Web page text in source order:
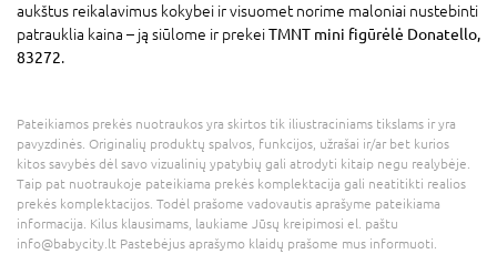
aukštus reikalavimus kokybei ir visuomet norime maloniai nustebinti
patrauklia kaina – ją siūlome ir prekeiTMNT mini figūrėlė Donatello,
83272.
Pateikiamos prekės nuotraukos yra skirtos tik iliustraciniams tikslams ir yra
pavyzdinės. Originalių produktų spalvos, funkcijos, užrašai ir/ar bet kurios
kitos savybės dėl savo vizualinių ypatybių gali atrodyti kitaip negu realybėje.
Taip pat nuotraukoje pateikiama prekės komplektacija gali neatitikti realios
prekės komplektacijos. Todėl prašome vadovautis aprašyme pateikiama
informacija. Kilus klausimams, laukiame Jūsų kreipimosi el. paštu
info@babycity.lt Pastebėjus aprašymo klaidų prašome mus informuoti.